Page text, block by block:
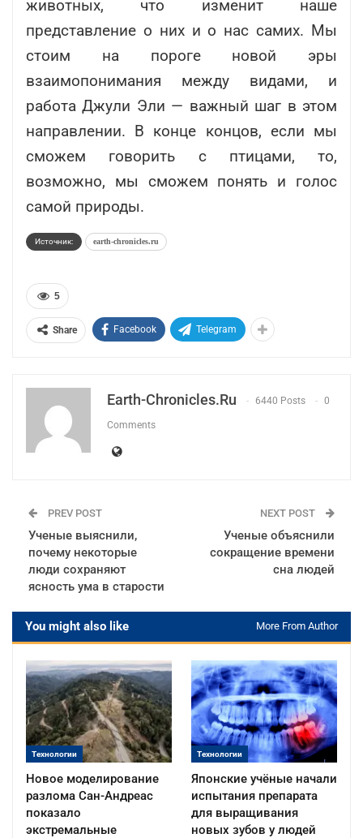
животных, что изменит наше
представление о них и о нас самих. Мы
стоим на пороге новой эры
взаимопонимания между видами, и
работа Джули Эли — важный шаг в этом
направлении. В конце концов, если мы
сможем говорить с птицами, то,
возможно, мы сможем понять и голос
самой природы.
Источник: earth-chronicles.ru
5
Share Facebook Telegram
Earth-Chronicles.ru 6440 Posts 0
Comments
PREV POST
Ученые выяснили,
почему некоторые
люди сохраняют
ясность ума в старости
NEXT POST
Ученые объяснили
сокращение времени
сна людей
You might also like More From Author
Технологии
Новое моделирование
разлома Сан-Андреас
показало
экстремальные
Технологии
Японские учёные начали
испытания препарата
для выращивания
новых зубов у людей